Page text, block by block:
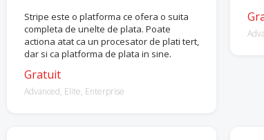
Stripe este o platforma ce ofera o suita
completa de unelte de plata. Poate
actiona atat ca un procesator de plati tert,
dar si ca platforma de plata in sine.
Gratuit
Advanced, Elite, Enterprise